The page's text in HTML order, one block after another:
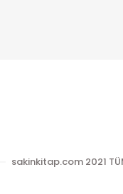
sakinkitap.com 2021